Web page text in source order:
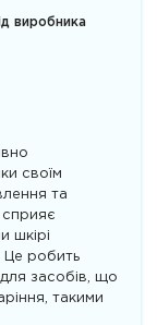
виробника
своїм
та
сприяє
шкірі
Це робить
для засобів, що
такими